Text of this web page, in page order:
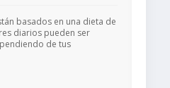
basados en una dieta de
diarios pueden ser
de tus